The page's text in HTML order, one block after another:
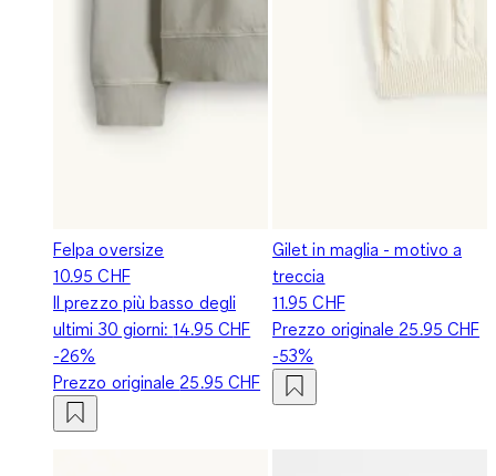
Felpa oversize
10.95 CHF
Il prezzo più basso degli
ultimi 30 giorni:14.95 CHF
-26%
Prezzo originale 25.95 CHF
Gilet in maglia - motivo a
treccia
11.95 CHF
Prezzo originale 25.95 CHF
-53%